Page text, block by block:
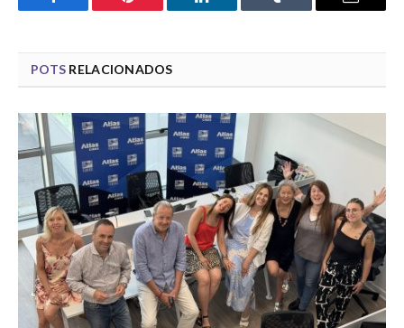
Facebook Pinterest LinkedIn Tumblr Email
POTS RELACIONADOS